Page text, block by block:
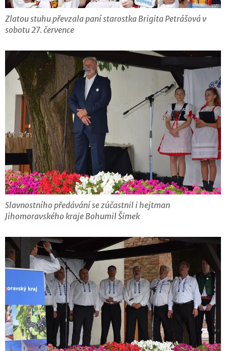
Zlatou stuhu převzala paní starostka Brigita Petrášová v
sobotu 27. července
Slavnostního předávání se zúčastnil i hejtman
Jihomoravského kraje Bohumil Šimek